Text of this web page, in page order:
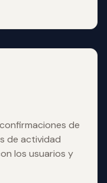
de
de actividad
los usuarios y